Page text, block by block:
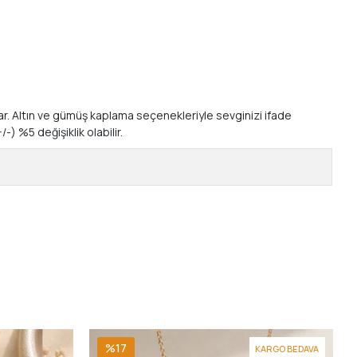
Altın ve gümüş kaplama seçenekleriyle sevginizi ifade
) %5 değişiklik olabilir.
KARGO BEDAVA
%17